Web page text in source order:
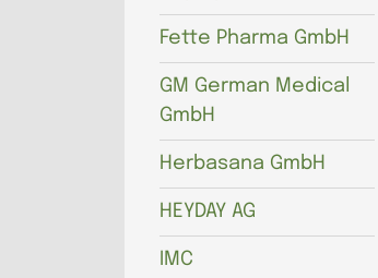
Fette Pharma GmbH
GM German Medical
GmbH
Herbasana GmbH
HEYDAY AG
IMC